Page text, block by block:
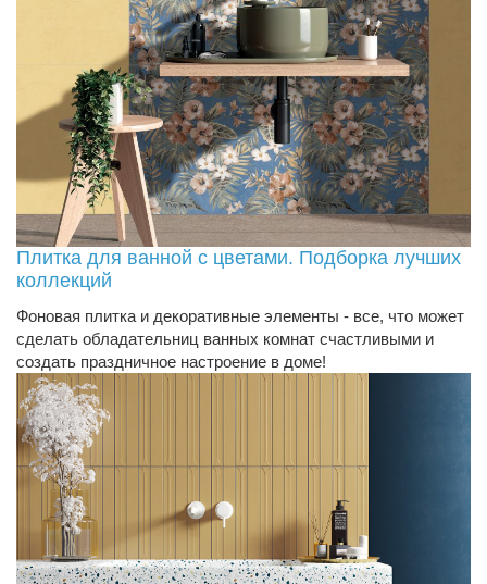
Плитка для ванной с цветами. Подборка лучших
коллекций
Фоновая плитка и декоративные элементы - все, что может
сделать обладательниц ванных комнат счастливыми и
создать праздничное настроение в доме!